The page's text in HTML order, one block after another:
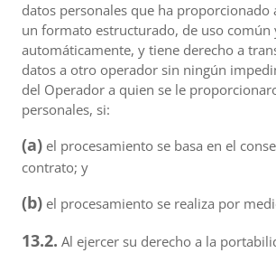
datos personales que ha proporcionado
un formato estructurado, de uso común
automáticamente, y tiene derecho a
datos a otro operador sin ningún
del Operador a quien se le
personales, si:
(a) el procesamiento se basa en el
contrato; y
(b) el procesamiento se realiza por
13.2. Al ejercer su derecho a la